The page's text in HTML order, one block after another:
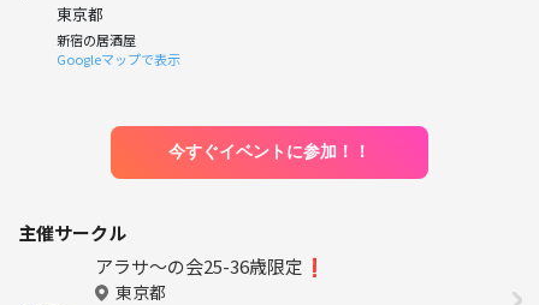
東京都
新宿の居酒屋
Googleマップで表示
今すぐイベントに参加！！
主催サークル
アラサ〜の会25-36歳限定❗️
東京都